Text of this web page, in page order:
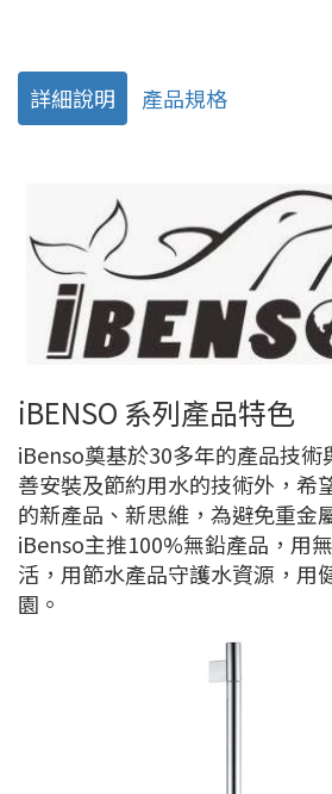
詳細說明 產品規格
iBENSO 系列產品特色
iBenso奠基於30多年的產品技術
善安裝及節約用水的技術外，希
的新產品、新思維，為避免重金
iBenso主推100%無鉛產品，用
活，用節水產品守護水資源，用
園。